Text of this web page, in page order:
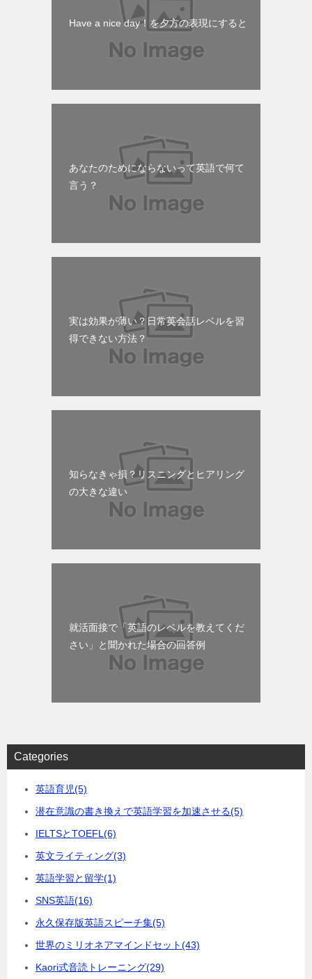
Have a nice day！を夕方の表現にすると
あなたのためにならないって英語で何て
言う？
実は効果が薄い？日常英会話レベルを習
得できない方法？
知らなきゃ損？リスニングとヒアリング
の大きな違い
就活面接で「英語のレベルを教えてくだ
さい」と聞かれた場合の回答例
Categories
英語育児(5)
潜在意識の書き換えで英語学習を加速させる(5)
IELTSとTOEFL (6)
英文ライティング(3)
英語学習と留学(1)
SNS英語(16)
永久保存版英語スピーチ集(5)
世界のミリオネアマインドセット(43)
Kaori式音読トレーニング(29)